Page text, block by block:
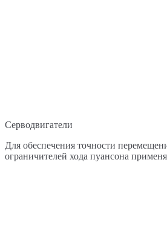
Серводвигатели
Для обеспечения точности
ограничителей хода пуансона